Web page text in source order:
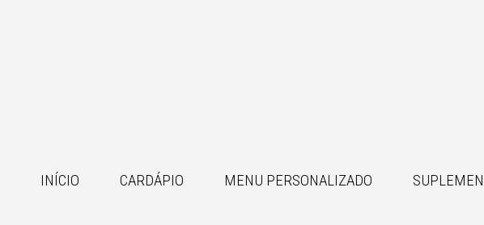
INÍCIO CARDÁPIO MENU PERSONALIZADO